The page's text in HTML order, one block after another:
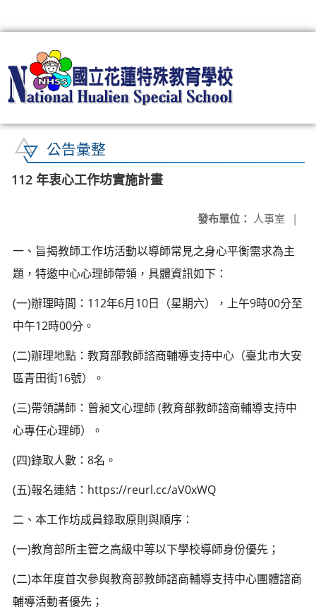
公告彙整
112 年衷心工作坊實施計畫
發布單位： 人事室 |
一、旨揭教師工作坊活動以導師常見之身心平衡需求為主
題，特邀中心心理師帶領，具體資訊如下：
(一)辦理時間：112年6月10日（星期六），上午9時00分至
中午12時00分。
(二)辦理地點：教育部教師諮商輔導支持中心（臺北市大安
區青田街16號）。
(三)帶領講師：曾昶文心理師 (教育部教師諮商輔導支持中
心專任心理師）。
(四)錄取人數：8名。
(五)報名連結：https://reurl.cc/aV0xWQ
二、本工作坊成員錄取原則與順序：
(一)教育部所主管之高級中等以下學校導師身份優先；
(二)本年度首次參與教育部教師諮商輔導支持中心團體諮商
輔導活動者優先；